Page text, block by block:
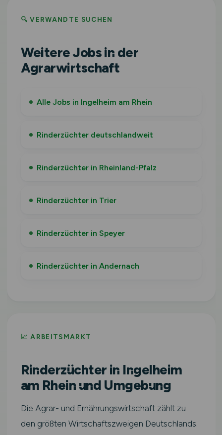
🔍 VERWANDTE SUCHEN
Weitere Jobs in der
Agrarwirtschaft
Alle Jobs in Ingelheim am Rhein
Rinderzüchter deutschlandweit
Rinderzüchter in Rheinland-Pfalz
Rinderzüchter in Trier
Rinderzüchter in Speyer
Rinderzüchter in Andernach
📈 ARBEITSMARKT
Rinderzüchter in Ingelheim
am Rhein und Umgebung
Die Agrar- und Ernährungswirtschaft zählt zu
den größten Wirtschaftszweigen Deutschlands.